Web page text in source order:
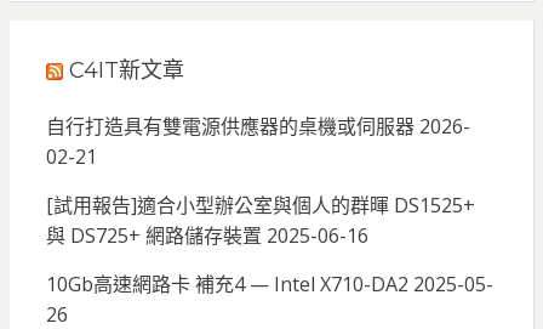
C4IT新文章
自行打造具有雙電源供應器的桌機或伺服器 2026-
02-21
[試用報告]適合小型辦公室與個人的群暉 DS1525+
與 DS725+ 網路儲存裝置 2025-06-16
10Gb高速網路卡 補充4 — Intel X710-DA2 2025-05-
26